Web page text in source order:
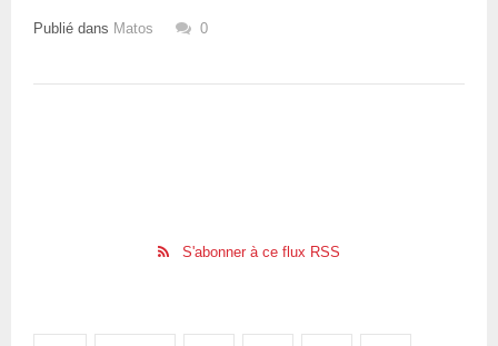
Publié dans Matos 0
S'abonner à ce flux RSS